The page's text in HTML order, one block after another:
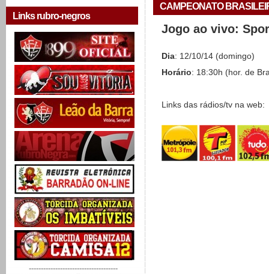
Links rubro-negros
-------------------------------------
CAMPEONATO
Jogo ao vivo:
Dia: 12/10/14 (domingo)
Horário: 18:30h (hor. de
Links das rádios/tv na web: